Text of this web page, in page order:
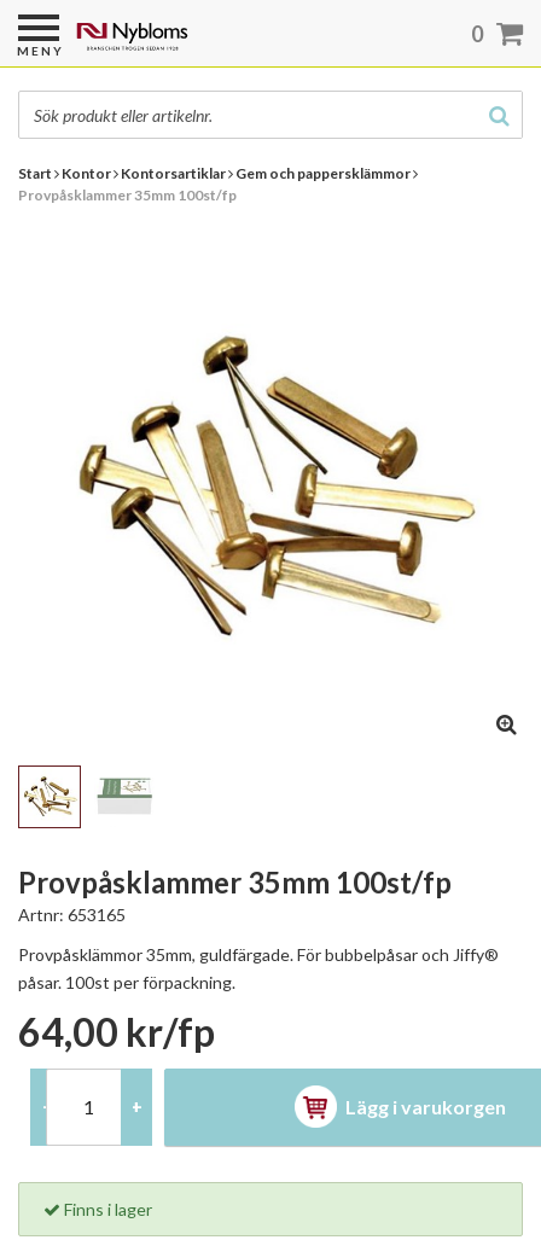
Start Kontor Kontorsartiklar Gem och pappersklämmor
Provpåsklammer 35mm 100st/fp
Provpåsklammer 35mm 100st/fp
Artnr: 653165
Provpåsklämmor 35mm, guldfärgade. För bubbelpåsar och Jiffy®
påsar. 100st per förpackning.
64,00 kr/fp
- + Lägg i varukorgen
Finns i lager
MENY
0